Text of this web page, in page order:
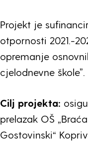
Projekt je
otpornosti 2021.-
opremanje
cjelodnevne škole”.
Cilj projekta:
prelazak OŠ
Gostovinski“